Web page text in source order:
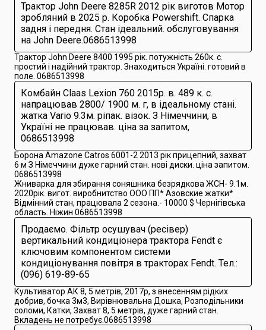
Трактор John Deere 8285R 2012 рік виготов Мотор
зробляний в 2025 р. Коробка Powershift. Спарка
задня і передня. Стан ідеальний. обслуговування
на John Deere.0686513998
Трактор John Deere 8400 1995 рік. потужність 260к. с.
простий і надійний трактор. Знаходиться Україні. готовий в
поле. 0686513998
Комбайн Claas Lexion 760 2015р. в. 489 к. с.
напрацював 2800/ 1900 м. г, в ідеальному стані.
жатка Vario 9.3м. ріпак. візок. З Німеччини, в
Україні не працював. ціна за запитом,
0686513998
Борона Amazone Catros 6001-2 2013 рік прицепний, захват
6 м З Німеччини дуже гарний стан. нові диски. ціна запитом.
0686513998
Жниварка для збирання соняшника безрядкова ЖСН- 9.1м.
2020рік. вигот. виробнитство ООО ПП* Азовские жатки*
Відмінний стан, працювала 2 сезона.- 10000 $ Чернігівська
область. Ніжин 0686513998
Продаємо. Фільтр осушувач (ресівер)
вертикальний кондиціонера трактора Fendt є
ключовим компонентом системи
кондиціонування повітря в тракторах Fendt. Тел.:
(096) 619-89-65
Культиватор АК 8, 5 метрів, 2017р, з внесенням рідких
добрив, бочка 3м3, Вирівнювальна Дошка, Розподільники
соломи, Катки, Захват 8, 5 метрів, дуже гарний стан.
Вкладень не потребує.0686513998